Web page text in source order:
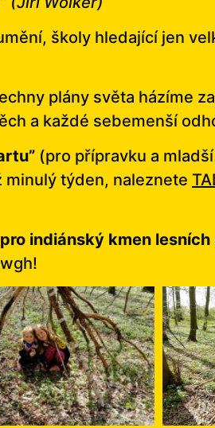
školy hledající jen
plány světa házíme
a každé sebemenší
(pro přípravku a
minulý týden, naleznete
indiánský kmen